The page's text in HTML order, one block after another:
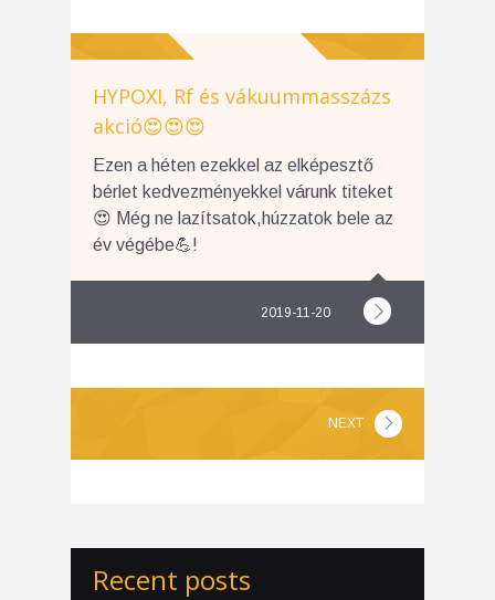
HYPOXI, Rf és vákuummasszázs
akció😍😍😍
Ezen a héten ezekkel az elképesztő
bérlet kedvezményekkel várunk titeket
😍 Még ne lazítsatok,húzzatok bele az
év végébe💪!
2019-11-20
NEXT
Recent posts